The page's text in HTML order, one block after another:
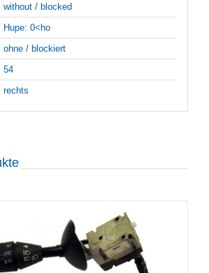
without / blocked
Hupe: 0<ho
ohne / blockiert
54
rechts